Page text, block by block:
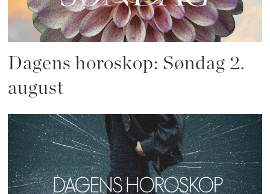
Dagens horoskop: Søndag 2.
august